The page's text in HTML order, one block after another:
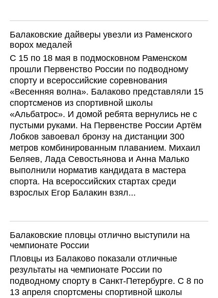
Балаковские дайверы увезли из Раменского
ворох медалей
С 15 по 18 мая в подмосковном Раменском
прошли Первенство России по подводному
спорту и всероссийские соревнования
«Весенняя волна». Балаково представляли 15
спортсменов из спортивной школы
«Альбатрос». И домой ребята вернулись не с
пустыми руками. На Первенстве России Артём
Лобков завоевал бронзу на дистанции 300
метров комбинированным плаванием. Михаил
Беляев, Лада Севостьянова и Анна Малько
выполнили норматив кандидата в мастера
спорта. На всероссийских стартах среди
взрослых Егор Балакин взял...
Балаковские пловцы отлично выступили на
чемпионате России
Пловцы из Балаково показали отличные
результаты на чемпионате России по
подводному спорту в Санкт-Петербурге. С 8 по
13 апреля спортсмены спортивной школы